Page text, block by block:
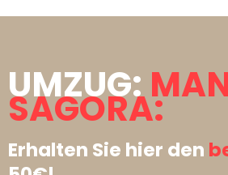
UMZUG:
SAGORA:
Erhalten Sie hier den